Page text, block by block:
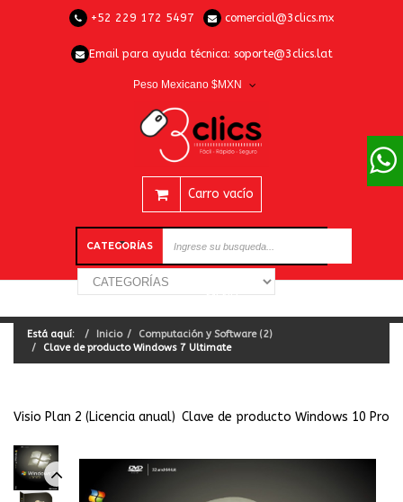
+52 229 172 5497 comercial@3clics.mx
Email para ayuda técnica: soporte@3clics.lat
Peso Mexicano $MXN
Carro vacío
CATEGORÍAS
Está aquí: Inicio
Computación y Software (2)
Clave de producto Windows 7 Ultimate
Visio Plan 2 (Licencia anual) Clave de producto Windows 10 Pro